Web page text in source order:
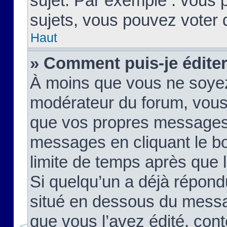
sujets, vous pouvez voter
Haut
» Comment puis-je
À moins que vous ne
modérateur du forum,
que vos propres
messages en cliquant le
limite de temps après que
Si quelqu’un a déjà
situé en dessous du
que vous l’avez édité,